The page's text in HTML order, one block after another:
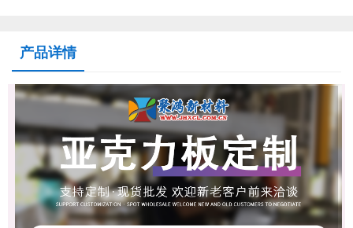
产品详情